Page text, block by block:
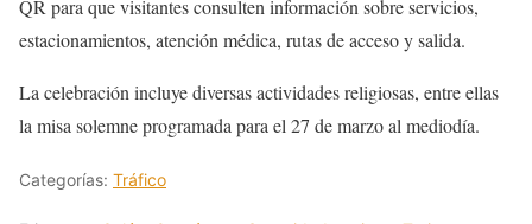
QR para que visitantes consulten información sobre servicios,
estacionamientos, atención médica, rutas de acceso y salida.
La celebración incluye diversas actividades religiosas, entre ellas
la misa solemne programada para el 27 de marzo al mediodía.
Categorías: Tráfico